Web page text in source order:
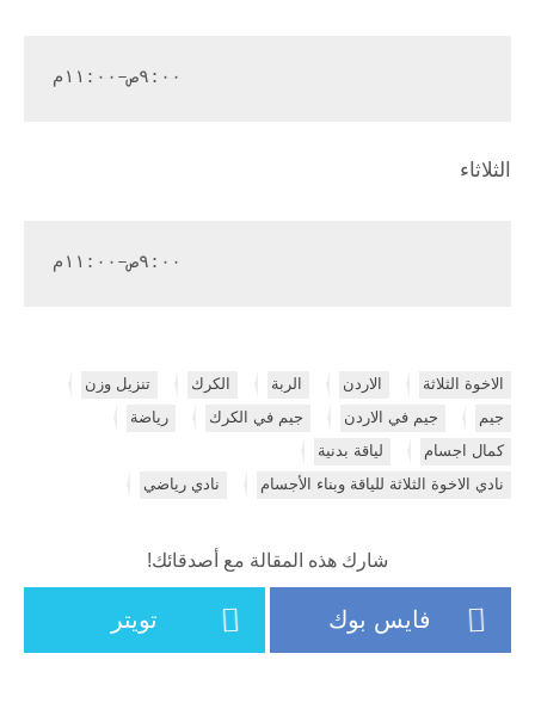
٩:٠٠ص–١١:٠٠م
الثلاثاء
٩:٠٠ص–١١:٠٠م
الاخوة الثلاثة الاردن الربة الكرك
تنزيل وزن
جيم
جيم في الاردن جيم في الكرك
رياضة
كمال اجسام
لياقة بدنية
نادي الاخوة الثلاثة للياقة وبناء الأجسام
نادي رياضي
شارك هذه المقالة مع أصدقائك!
فايس بوك تويتر